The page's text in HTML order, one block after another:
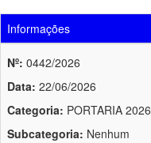
Informações
Nº: 0442/2026
Data: 22/06/2026
Categoria: PORTARIA 2026
Subcategoria: Nenhum